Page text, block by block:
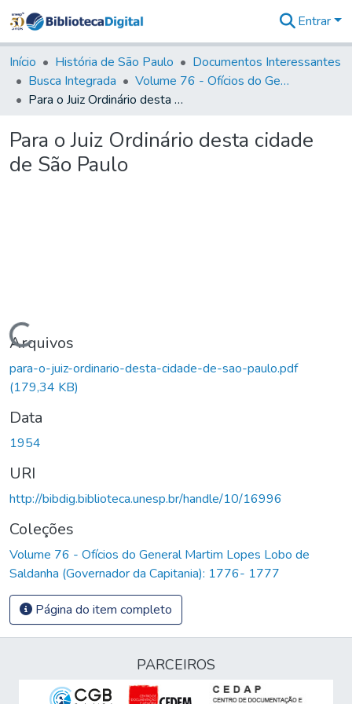
&
Coleções
Tudo na
Biblioteca
Estatísticas
Entrar
Início História de São Paulo
Documentos Interessantes
Busca Integrada
Volume 76 - Ofícios do General Martim Lopes Lobo de Saldanha (Governador da Capitania): 1776- 1777
Para o Juiz Ordinário desta cidade de São Paulo
Para o Juiz Ordinário desta cidade
de São Paulo
Carregando...
Arquivos
para-o-juiz-ordinario-desta-cidade-de-sao-paulo.pdf
(179,34 KB)
Data
1954
URI
http://bibdig.biblioteca.unesp.br/handle/10/16996
Coleções
Volume 76 - Ofícios do General Martim Lopes Lobo de
Saldanha (Governador da Capitania): 1776- 1777
Página do item completo
PARCEIROS